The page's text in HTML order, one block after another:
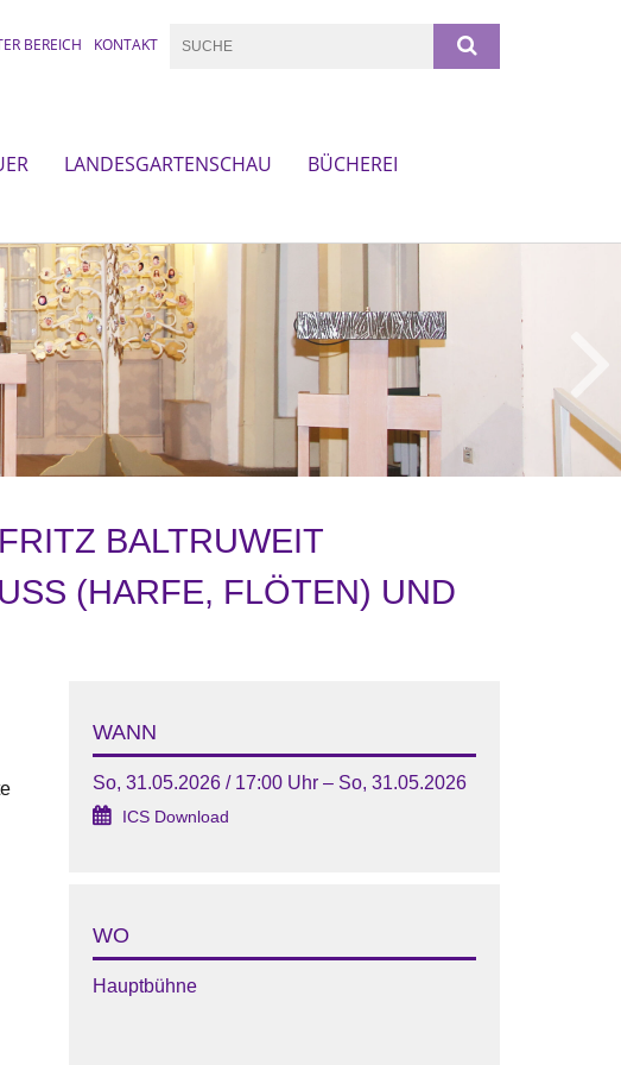
BEREICH KONTAKT
LANDESGARTENSCHAU
BÜCHEREI
BALTRUWEIT
(HARFE, FLÖTEN) UND V
WANN
So, 31.05.2026 / 17:00 Uhr – So, 31.05.2026
ICS Download
WO
Hauptbühne